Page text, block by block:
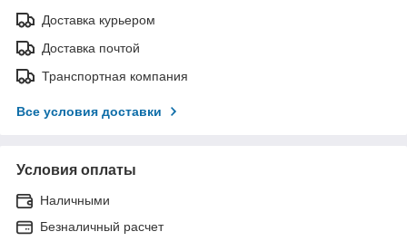
Доставка курьером
Доставка почтой
Транспортная компания
Все условия доставки
Условия оплаты
Наличными
Безналичный расчет